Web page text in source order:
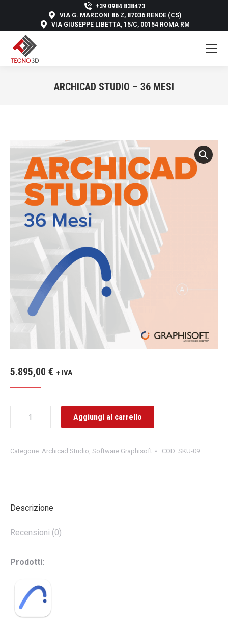
+39 0984 838473
VIA G. MARCONI 86 Z, 87036 RENDE (CS)
VIA GIUSEPPE LIBETTA, 15/C, 00154 ROMA RM
ARCHICAD STUDIO – 36 MESI
5.895,00 € + IVA
Archicad
Studio
36
Aggiungi al carrello
Categorie: Archicad Studio, Software Graphisoft COD: SKU-09
Descrizione
Recensioni (0)
Prodotti: